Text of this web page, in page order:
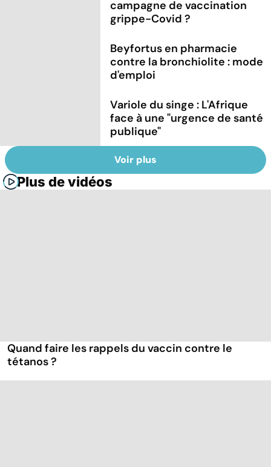
campagne de vaccination
grippe-Covid ?
Beyfortus en pharmacie
contre la bronchiolite : mode
d'emploi
Variole du singe : L'Afrique
face à une "urgence de santé
publique"
Voir plus
Plus de vidéos
Quand faire les rappels du vaccin contre le
tétanos ?